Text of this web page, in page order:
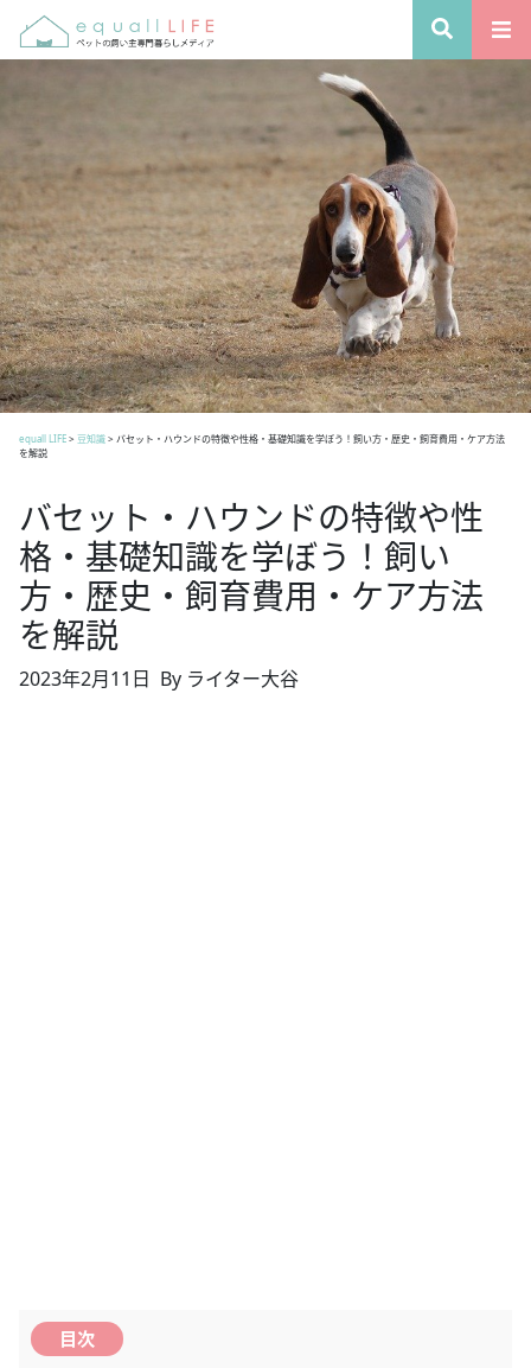
equall LIFE> 豆知識> バセット・ハウンドの特徴や性格・基礎知識を学ぼう！飼い方・歴史・飼育費用・ケア方法
を解説
バセット・ハウンドの特徴や性
格・基礎知識を学ぼう！飼い
方・歴史・飼育費用・ケア方法
を解説
2023年2月11日 By ライター大谷
目次